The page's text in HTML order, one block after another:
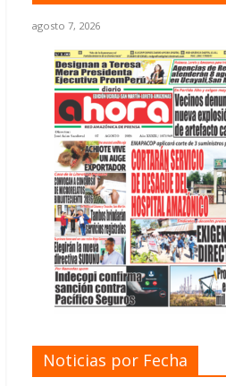
agosto 7, 2026
Noticias por Fecha